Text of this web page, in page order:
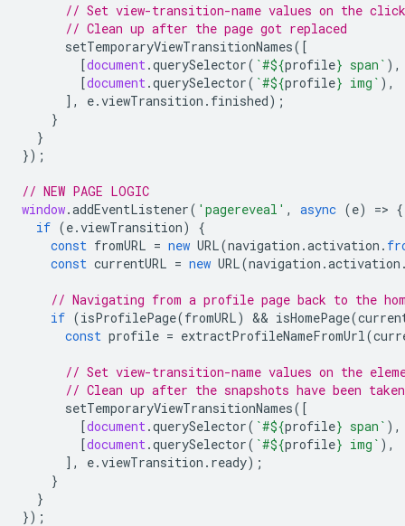
// Set view-transition-name values on the
// Clean up after the page got replaced
setTemporaryViewTransitionNames([
[document .querySelector( `#${profile} span` ),
[document .querySelector( `#${profile} img` ),
],
e.viewTransition . finished);
}
}
});
// NEW PAGE LOGIC
window.addEventListener( 'pagereveal' , async (e) => {
if (e.viewTransition)
{
const fromURL = new URL(navigation .activation .
const currentURL = new URL(navigation .activation
// Navigating from a profile page back to the
if (isProfilePage(fromURL) && isHomePage(
const profile = extractProfileNameFromUrl (
// Set view-transition-name values on the
// Clean up after the snapshots have been taken
setTemporaryViewTransitionNames([
[document .querySelector( `#${profile} span` ),
[document .querySelector( `#${profile} img` ),
],
e.viewTransition . ready);
}
}
});